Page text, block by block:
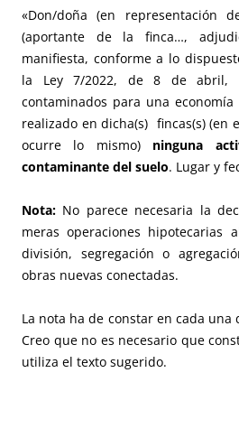
«Don/doña (en representación
(aportante de la finca…,
manifiesta, conforme a lo
la Ley 7/2022, de 8 de abril,
contaminados para una
realizado en dicha(s) fincas(s) (en
ocurre lo mismo) ninguna
contaminante del suelo. Lugar y
Nota: No parece necesaria la
meras operaciones hipotecarias
división, segregación o
obras nuevas conectadas.
La nota ha de constar en cada una
Creo que no es necesario que
utiliza el texto sugerido.